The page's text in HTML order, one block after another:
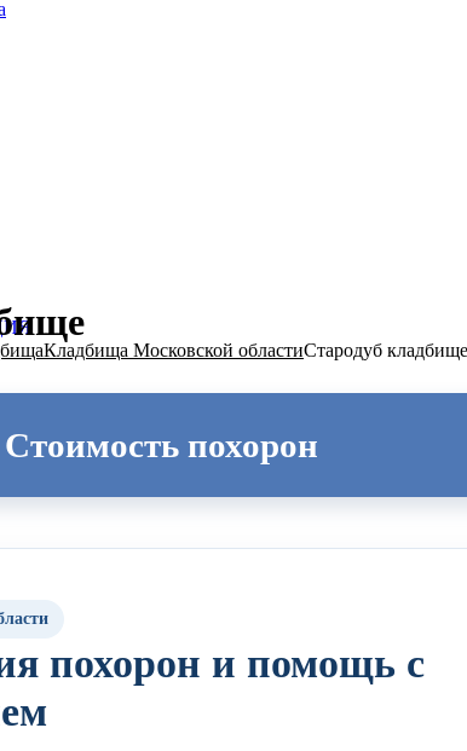
Кладбища Московской областиСтародуб кладбище
Стоимость похорон
похорон и помощь с